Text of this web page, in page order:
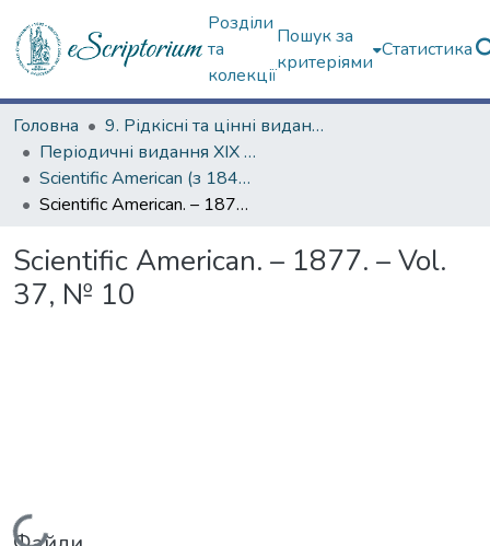
Розділи
та
колекції
Пошук за
критеріями
Статистика
Головна
9. Рідкісні та цінні видання
Періодичні видання ХІХ ст.
Scientific American (з 1845 р.)
Scientific American. – 1877. – Vol. 37, № 10
Scientific American. – 1877. – Vol.
37, № 10